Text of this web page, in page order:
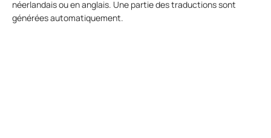
néerlandais ou en anglais. Une partie des traductions sont
générées automatiquement.